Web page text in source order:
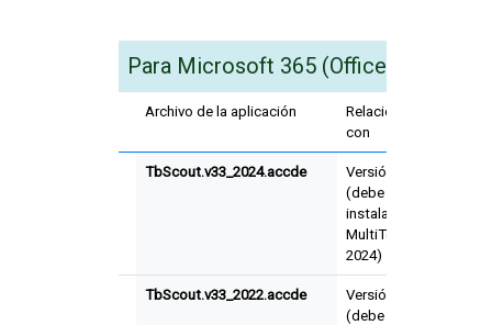
Para Microsoft 365 (Office) de
Archivo de la aplicación
Relacionado
con
TbScout.v33_2024.accde
Versión 2024
(debe tener
instalado
MultiTerm
2024)
TbScout.v33_2022.accde
Versión 2022
(debe tener